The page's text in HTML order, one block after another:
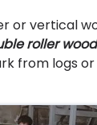
or vertical
roller
from logs